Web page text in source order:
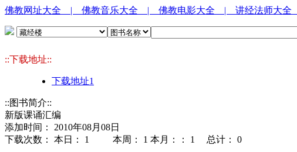
佛教网址大全 | 佛教音乐大全 | 佛教电影大全 | 讲经法师大全
::下载地址::
下载地址1
::图书简介::
新版课诵汇编
添加时间： 2010年08月08日
下载次数： 本日： 1 本周： 1 本月：： 1 总计： 0